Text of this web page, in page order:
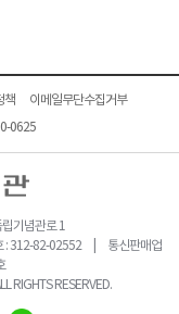
책
이메일무단수집거부
0625
기념관로 1
: 312-82-02552 | 통신판매업
RIGHTS RESERVED.